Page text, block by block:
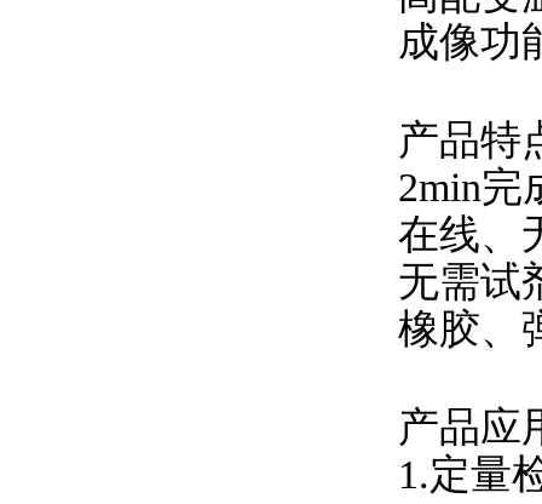
成像功
产品特
2min完
在线、
无需试
橡胶、
产品应
1.定量